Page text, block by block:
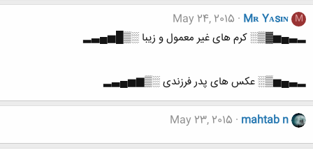
M
Mʀ Yᴀsɪɴ
May 24, 2015
▂▃▄▅▓▒░ کرم های غیر معمول و زیبا ░▒█▅▄▃▂
▂▃▄▅▒░ عکس های پدر فرزندی ░▒▆▅▄▃▂
mahtab n
May 23, 2015